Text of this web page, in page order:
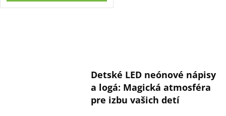
Detské LED neónové nápisy
a logá: Magická atmosféra
pre izbu vašich detí